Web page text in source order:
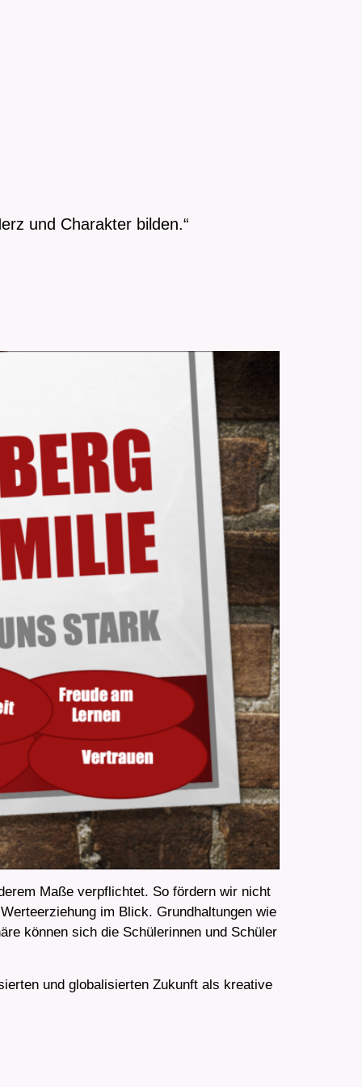
und Charakter bilden.“
Maße verpflichtet. So fördern wir nicht
im Blick. Grundhaltungen wie
können sich die Schülerinnen und Schüler
und globalisierten Zukunft als kreative